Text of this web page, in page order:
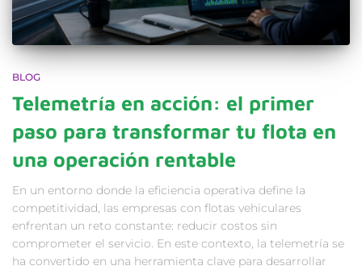
BLOG
Telemetría en acción: el primer
paso para transformar tu flota en
una operación rentable
En un entorno donde la eficiencia operativa define la
competitividad, las empresas con flotas vehiculares
enfrentan un reto constante: reducir costos sin
comprometer el servicio. En este contexto, la telemetría se
ha convertido en una herramienta clave para desarrollar